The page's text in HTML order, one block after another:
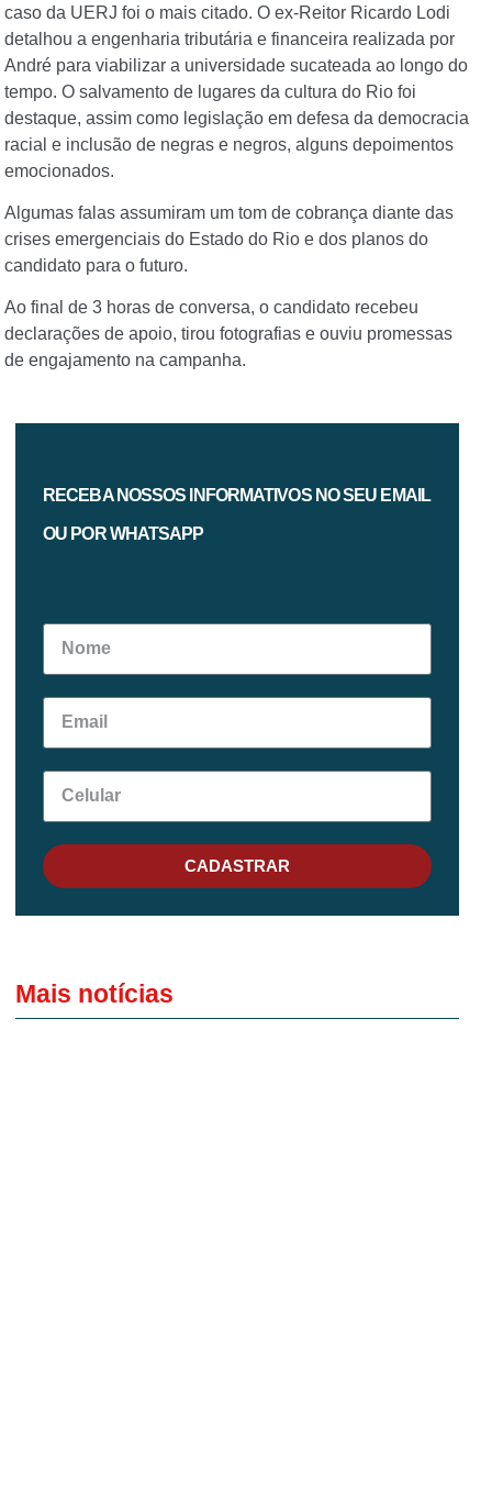
caso da UERJ foi o mais citado. O ex-Reitor Ricardo Lodi
detalhou a engenharia tributária e financeira realizada por
André para viabilizar a universidade sucateada ao longo do
tempo. O salvamento de lugares da cultura do Rio foi
destaque, assim como legislação em defesa da democracia
racial e inclusão de negras e negros, alguns depoimentos
emocionados.
Algumas falas assumiram um tom de cobrança diante das
crises emergenciais do Estado do Rio e dos planos do
candidato para o futuro.
Ao final de 3 horas de conversa, o candidato recebeu
declarações de apoio, tirou fotografias e ouviu promessas
de engajamento na campanha.
RECEBA NOSSOS INFORMATIVOS NO SEU EMAIL
OU POR WHATSAPP
CADASTRAR
Mais notícias